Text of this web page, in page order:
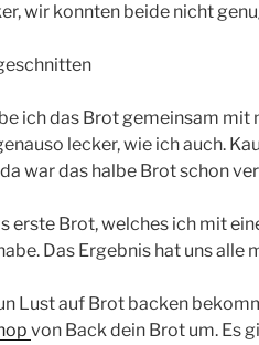
wir konnten beide nicht
ich das Brot gemeinsam mit
lecker, wie ich auch.
war das halbe Brot schon
erste Brot, welches ich mit
Das Ergebnis hat uns alle
Lust auf Brot backen
von Back dein Brot um. Es